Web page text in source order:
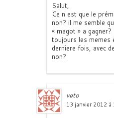
Salut,
Ce n est que le
non? il me semble
« magot » a
toujours les memes
derniere fois, avec
non?
veto
13 janvier 2012 à